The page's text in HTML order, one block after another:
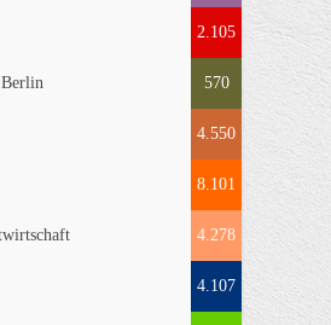
2.105
570
4.550
8.101
4.278
4.107